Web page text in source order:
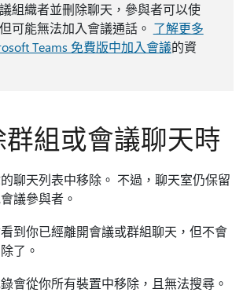
組織者並刪除聊天，參與者可以使
可能無法加入會議通話。 了解更多
Teams 免費版中加入會議的資
組或會議聊天時
聊天列表中移除。 不過，聊天室仍保留
議參與者。
到你已經離開會議或群組聊天，但不會
了。
會從你所有裝置中移除，且無法搜尋。